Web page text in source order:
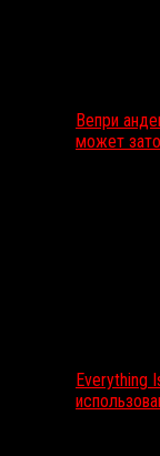
Вепри
может
Everything